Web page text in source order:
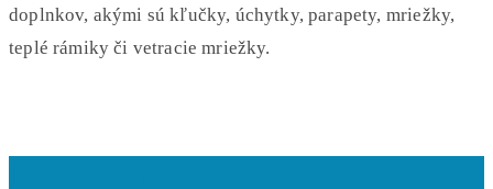
doplnkov, akými sú kľučky, úchytky, parapety, mriežky,
teplé rámiky či vetracie mriežky.